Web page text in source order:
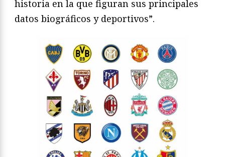
historia en la que figuran sus principales
datos biográficos y deportivos”.